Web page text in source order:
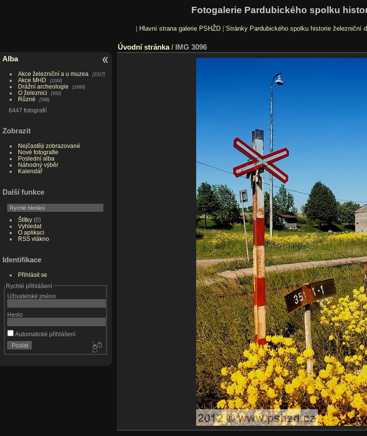
Fotogalerie Pardubického spolku
Hlavní strana galerie PSHŽD| Stránky Pardubického spolku historie železniční
Alba
Akce železniční a u muzea 2317
Akce MHD 1184
Drážní archeologie 1666
O železnici 692
Různé 588
6447 fotografií
Zobrazit
Nejčastěji zobrazované
Nové fotografie
Poslední alba
Náhodný výběr
Kalendář
Další funkce
Štítky(0)
Vyhledat
O aplikaci
RSS vlákno
Identifikace
Přihlásit se
Rychlé přihlášení
Uživatelské jméno
Heslo
Automatické přihlášení
Úvodní stránka/ IMG 3096